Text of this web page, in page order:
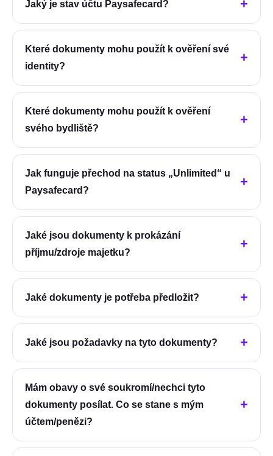
Jaký je stav účtu Paysafecard?
Které dokumenty mohu použít k ověření své
identity?
Které dokumenty mohu použít k ověření
svého bydliště?
Jak funguje přechod na status „Unlimited“ u
Paysafecard?
Jaké jsou dokumenty k prokázání
příjmu/zdroje majetku?
Jaké dokumenty je potřeba předložit?
Jaké jsou požadavky na tyto dokumenty?
Mám obavy o své soukromí/nechci tyto
dokumenty posílat. Co se stane s mým
účtem/penězi?